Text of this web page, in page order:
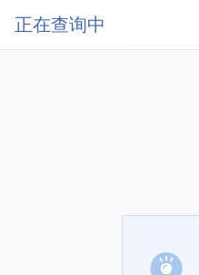
正在查询中